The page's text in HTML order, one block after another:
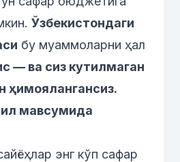
Ўзбекистондаги
бу муаммоларни ҳал
— ва сиз кутилмаган
ҳимоялангансиз.
мавсумида
энг кўп сафар